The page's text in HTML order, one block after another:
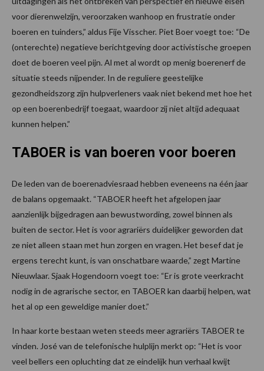
voor dierenwelzijn, veroorzaken wanhoop en frustratie onder
boeren en tuinders,” aldus Fije Visscher. Piet Boer voegt toe: “De
(onterechte) negatieve berichtgeving door activistische groepen
doet de boeren veel pijn. Al met al wordt op menig boerenerf de
situatie steeds nijpender. In de reguliere geestelijke
gezondheidszorg zijn hulpverleners vaak niet bekend met hoe het
op een boerenbedrijf toegaat, waardoor zij niet altijd adequaat
kunnen helpen.”
TABOER is van boeren voor boeren
De leden van de boerenadviesraad hebben eveneens na één jaar
de balans opgemaakt. “TABOER heeft het afgelopen jaar
aanzienlijk bijgedragen aan bewustwording, zowel binnen als
buiten de sector. Het is voor agrariërs duidelijker geworden dat
ze niet alleen staan met hun zorgen en vragen. Het besef dat je
ergens terecht kunt, is van onschatbare waarde,” zegt Martine
Nieuwlaar. Sjaak Hogendoorn voegt toe: “Er is grote veerkracht
nodig in de agrarische sector, en TABOER kan daarbij helpen, wat
het al op een geweldige manier doet.”
In haar korte bestaan weten steeds meer agrariërs TABOER te
vinden. José van de telefonische hulplijn merkt op: “Het is voor
veel bellers een opluchting dat ze eindelijk hun verhaal kwijt